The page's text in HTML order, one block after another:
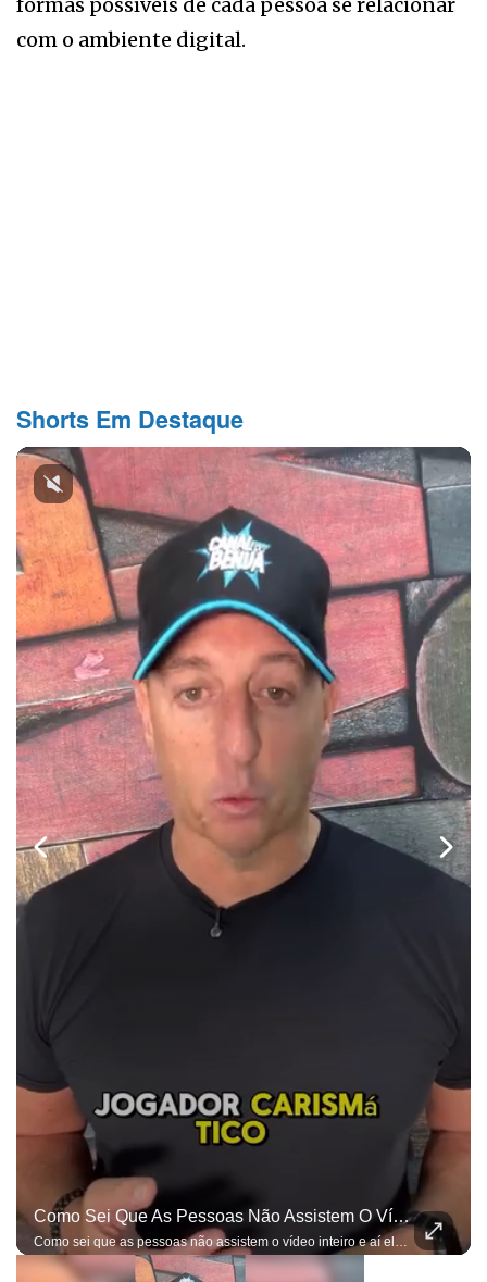
com o ambiente digital.
Shorts Em Destaque
Como Sei Que As Pessoas Não Assistem O Vídeo Inteiro E Aí Elas Entendem Apenas O Que Elas Querem, Já Estou Preparado Para As Ofensas...
Como sei que as pessoas não assistem o vídeo inteiro e aí elas entendem apenas o que elas querem, já estou preparado para as ofensas e bobagens do gênero...